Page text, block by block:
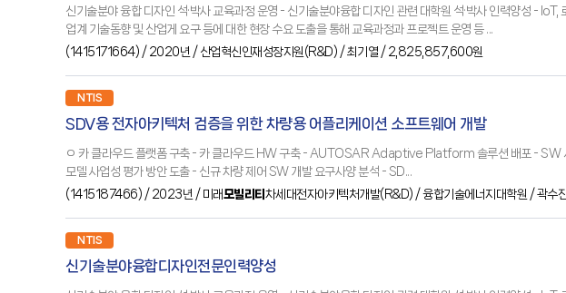
신기술분야 융합 디자인 석·박사 교육과정 운영 - 신기술분야융합 디자인 관련 대학원 석·박사 인력양성 - IoT,
업계 기술동향 및 산업게 요구 등에 대한 현장 수요 도출을 통해 교육과정과 프로젝트 운영 등 ...
( 1415171664 ) / 2020년 / 산업혁신인재성장지원(R&D) / 최기열 / 2,825,857,600원
NTIS
SDV용 전자아키텍처 검증을 위한 차량용 어플리케이션 소프트웨어 개발
ㅇ 카 클라우드 플랫폼 구축 - 카 클라우드 HW 구축 - AUTOSAR Adaptive Platform 솔루션 배포 - SW 서비스 마켓 요구사양 설계 - 사이버 보안 요구사양 설계 - 클라우드 기반 개발자 환경 구현ㅇ 신규 차량 제어 SW 개발 - SW 사업
모델 사업성 평가 방안 도출 - 신규 차량 제어 SW 개발 요구사양 분석 - SD...
( 1415187466 ) / 2023년 / 미래모빌리티 차세대전자아키텍처개발(R&D) / 융합기술에너지대학원 / 곽수
NTIS
신기술분야융합디자인전문인력양성